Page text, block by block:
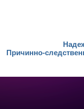
Причинно-